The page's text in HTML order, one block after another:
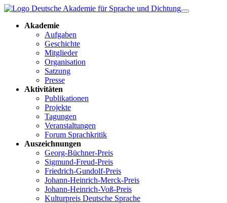
Akademie
Aufgaben
Geschichte
Mitglieder
Organisation
Satzung
Presse
Aktivitäten
Publikationen
Projekte
Tagungen
Veranstaltungen
Forum Sprachkritik
Auszeichnungen
Georg-Büchner-Preis
Sigmund-Freud-Preis
Friedrich-Gundolf-Preis
Johann-Heinrich-Merck-Preis
Johann-Heinrich-Voß-Preis
Kulturpreis Deutsche Sprache